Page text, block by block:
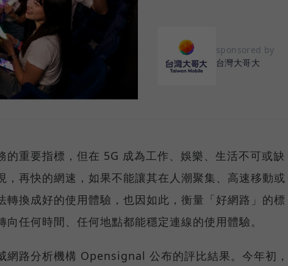
sponsored by
台灣大哥大
的重要指標，但在 5G 成為工作、娛樂、生活不可或缺
，再快的網速，如果不能讓其在人潮聚集、高速移動或
轉換成好的使用體驗，也因如此，衡量「好網路」的標
任何時間、任何地點都能穩定連線的使用體驗。
網路分析機構 Opensignal 公布的評比結果。今年初，